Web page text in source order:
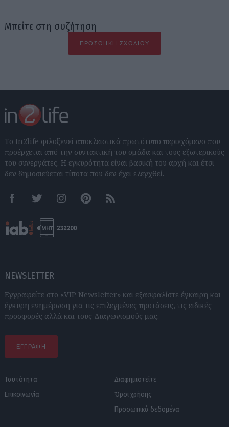
Μπείτε στη συζήτηση
ΠΡΟΣΘΉΚΗ ΣΧΟΛΊΟΥ
Το In2life φιλοξενεί αποκλειστικά πρωτότυπο περιεχόμενο που
προέρχεται από την συντακτική του ομάδα και τους εξωτερικούς
του συνεργάτες. Η εγκυρότητα είναι βασική του αρχή και έτσι
δεν δημοσιεύεται τίποτα που δεν έχει ελεγχθεί.
FacebookTwitter InstagramPinterestRSS feeds
NEWSLETTER
Εγγραφείτε στο «VIP Newsletter» και εξασφαλίστε έγκαιρη και
έγκυρη ενημέρωση για τις επιλεγμένες προτάσεις, τις ειδικές
προσφορές αλλά και τους Διαγωνισμούς μας.
ΕΓΓΡΑΦΗ
Ταυτότητα
Επικοινωνία
Διαφημιστείτε
Όροι χρήσης
Προσωπικά δεδομένα